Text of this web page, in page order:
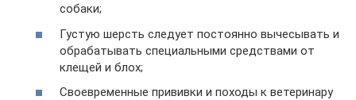
собаки;
Густую шерсть следует постоянно вычесывать и
обрабатывать специальными средствами от
клещей и блох;
Своевременные прививки и походы к ветеринару